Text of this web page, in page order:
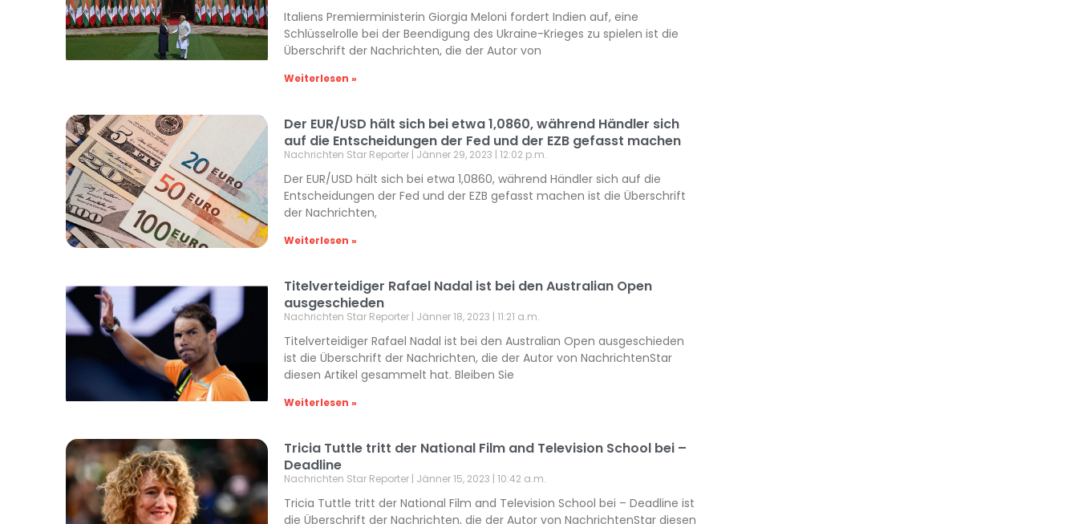
Italiens Premierministerin Giorgia Meloni fordert Indien auf, eine
Schlüsselrolle bei der Beendigung des Ukraine-Krieges zu spielen ist die
Überschrift der Nachrichten, die der Autor von
Weiterlesen »
Der EUR/USD hält sich bei etwa 1,0860, während Händler sich
auf die Entscheidungen der Fed und der EZB gefasst machen
Nachrichten Star Reporter Jänner 29, 2023 12:02 p.m.
Der EUR/USD hält sich bei etwa 1,0860, während Händler sich auf die
Entscheidungen der Fed und der EZB gefasst machen ist die Überschrift
der Nachrichten,
Weiterlesen »
Titelverteidiger Rafael Nadal ist bei den Australian Open
ausgeschieden
Nachrichten Star Reporter Jänner 18, 2023 11:21 a.m.
Titelverteidiger Rafael Nadal ist bei den Australian Open ausgeschieden
ist die Überschrift der Nachrichten, die der Autor von NachrichtenStar
diesen Artikel gesammelt hat. Bleiben Sie
Weiterlesen »
Tricia Tuttle tritt der National Film and Television School bei –
Deadline
Nachrichten Star Reporter Jänner 15, 2023 10:42 a.m.
Tricia Tuttle tritt der National Film and Television School bei – Deadline ist
die Überschrift der Nachrichten, die der Autor von NachrichtenStar diesen